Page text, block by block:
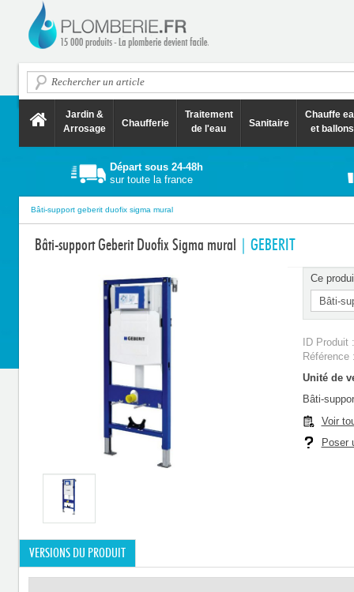
Jardin &
Arrosage
Chaufferie
Traitement
de l'eau
Sanitaire
Chauffe
et ballons
Départ sous 24-48h
sur toute la france
Bâti-support geberit duofix sigma mural
Bâti-support Geberit Duofix Sigma mural | GEBERIT
Ce
ID Produit
Unité de
Bâti-
Voir
Poser
VERSIONS DU PRODUIT